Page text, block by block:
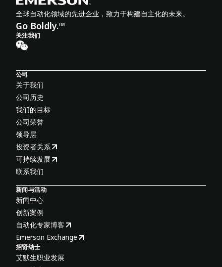
全球自动化领域的先进企业，致力于构建自主化的未来。
Go Boldly.™
关注我们
公司
关于我们
公司历史
我们的目标
公司荣誉
领导层
投资者关系
可持续发展
联系我们
新闻与活动
新闻中心
创新案例
自动化专家博客
Emerson Exchange
招贤纳士
艾默生职业发展